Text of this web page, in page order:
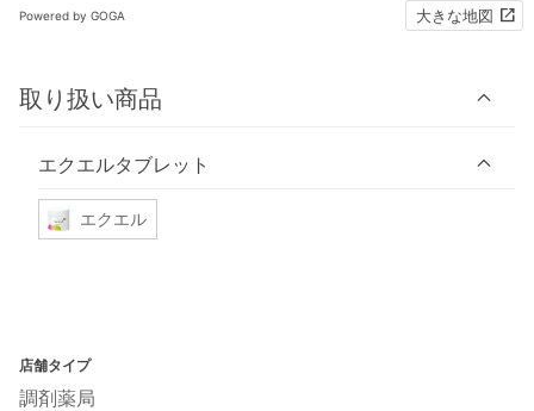
Powered by GOGA 大きな地図
取り扱い商品
エクエルタブレット
エクエル
店舗タイプ
調剤薬局